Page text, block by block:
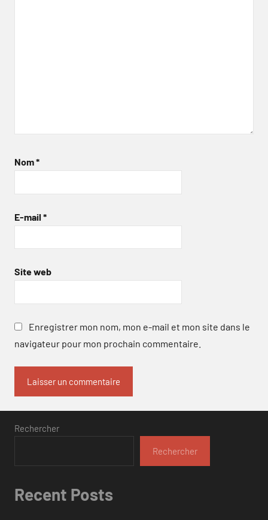
Nom*
E-mail *
Site web
Enregistrer mon nom, mon e-mail et mon site dans le
navigateur pour mon prochain commentaire.
Rechercher
Rechercher
Recent Posts